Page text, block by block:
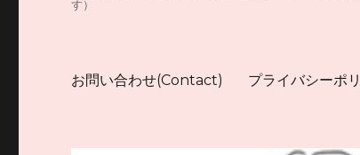
す）
お問い合わせ(Contact) プライバシーポ